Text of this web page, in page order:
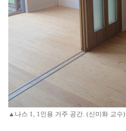
▲나스 1, 1인용 거주 공간. (신미화 교수)